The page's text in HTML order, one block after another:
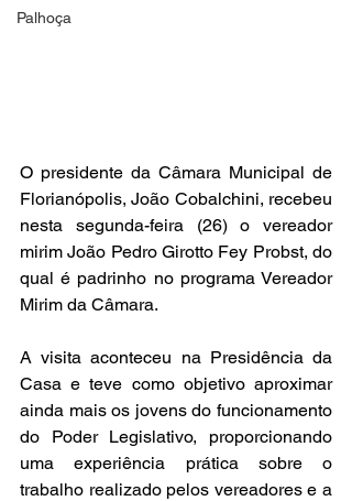
Palhoça
O presidente da Câmara Municipal de
Florianópolis, João Cobalchini, recebeu
nesta segunda-feira (26) o vereador
mirim João Pedro Girotto Fey Probst, do
qual é padrinho no programa Vereador
Mirim da Câmara.
A visita aconteceu na Presidência da
Casa e teve como objetivo aproximar
ainda mais os jovens do funcionamento
do Poder Legislativo, proporcionando
uma experiência prática sobre o
trabalho realizado pelos vereadores e a